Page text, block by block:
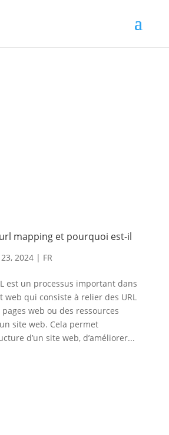
mapping et pourquoi est-il
2024| FR
est un processus important dans
web qui consiste à relier des URL
web ou des ressources
site web. Cela permet
d’un site web, d’améliorer...